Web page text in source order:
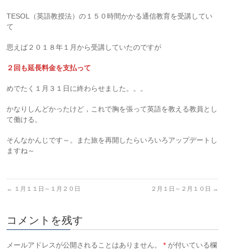
TESOL（英語教授法）の１５０時間かかる通信教育を受講してい
て
思えば２０１８年１月から受講していたのですが
２回も延長料金を支払って
めでたく１月３１日に終わらせました。。。
かなりしんどかったけど，これで胸を張って英語を教える教員とし
て働ける。
そんなかんじです～。また旅を再開したらいろいろアップデートし
ますね～
← １月１１日～１月２０日 ２月１日～２月１０日 →
コメントを残す
メールアドレスが公開されることはありません。 * が付いている欄